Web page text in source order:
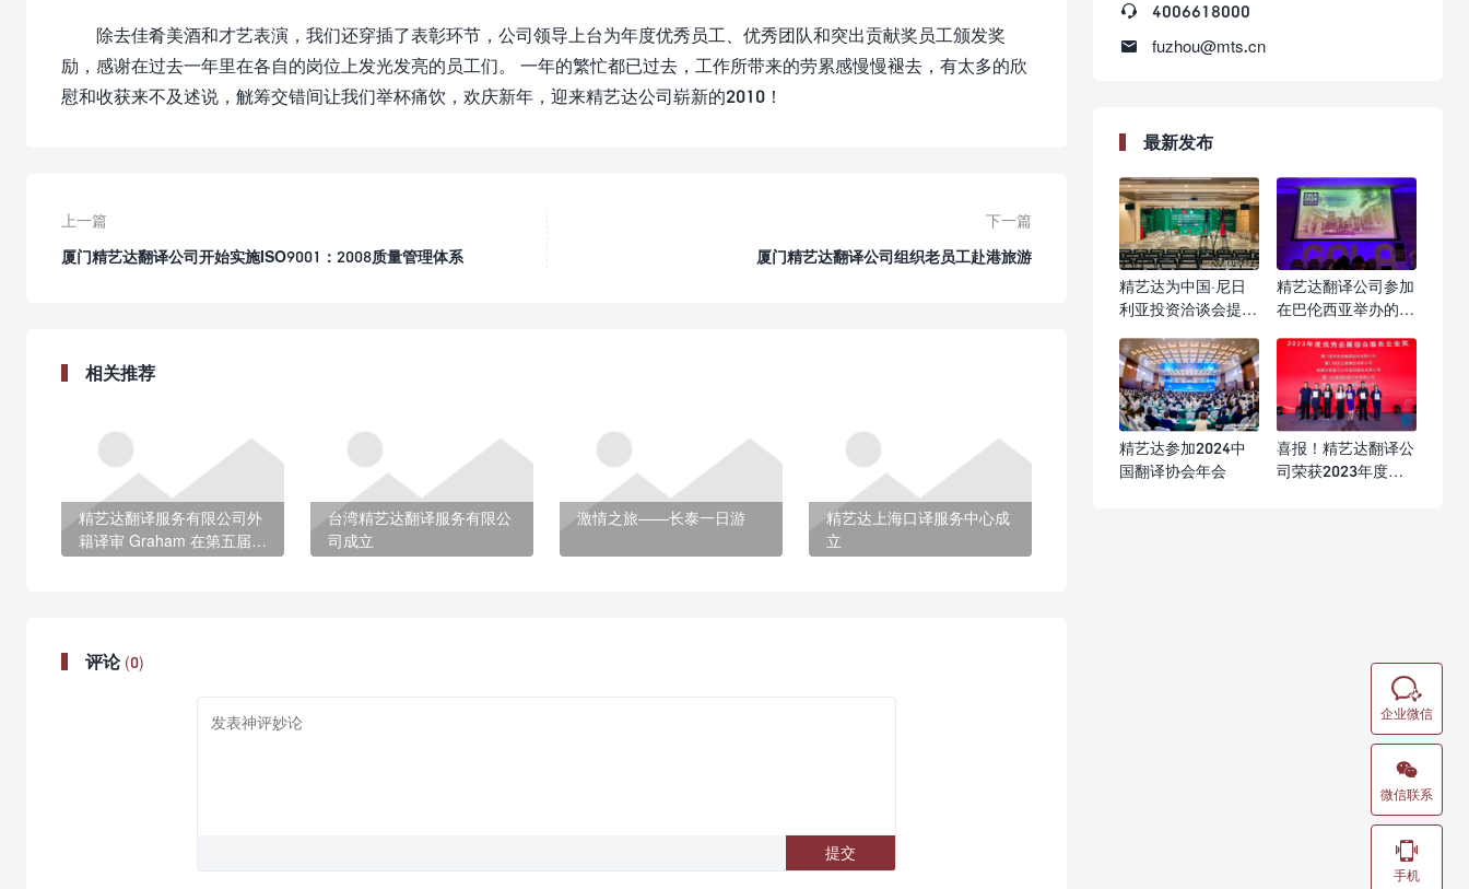
除去佳肴美酒和才艺表演，我们还穿插了表彰环节，公司领导上台为年度优秀员工、优秀团队和突出贡献奖员工颁发奖
励，感谢在过去一年里在各自的岗位上发光发亮的员工们。 一年的繁忙都已过去，工作所带来的劳累感慢慢褪去，有太多的欣
慰和收获来不及述说，觥筹交错间让我们举杯痛饮，欢庆新年，迎来精艺达公司崭新的2010！
上一篇
厦门精艺达翻译公司开始实施ISO9001：2008质量管理体系
下一篇
厦门精艺达翻译公司组织老员工赴港旅游
相关推荐
精艺达翻译服务有限公司外
籍译审 Graham 在第五届全
台湾精艺达翻译服务有限公
司成立
激情之旅——长泰一日游
精艺达上海口译服务中心成
立
评论 (0)

4006618000

fuzhou@mts.cn
最新发布
精艺达为中国·尼日
利亚投资洽谈会提供
精艺达翻译公司参加
在巴伦西亚举办的
精艺达参加2024中
国翻译协会年会
喜报！精艺达翻译公
司荣获2023年度优

企业微信

微信联系

手机